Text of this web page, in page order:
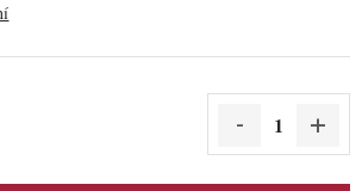
údajů